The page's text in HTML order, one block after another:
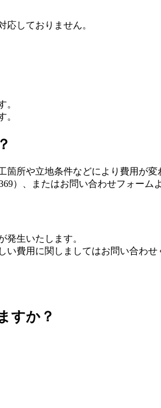
しておりません。
。
。
所や立地条件などにより費用が
）、またはお問い合わせフォーム
発生いたします。
費用に関しましてはお問い合わせ
すか？